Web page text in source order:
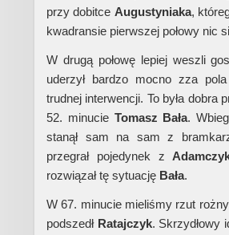
przy dobitce Augustyniaka,
kwadransie pierwszej połowy nic
W drugą połowę lepiej weszli
uderzył bardzo mocno zza
trudnej interwencji. To była dobra
52. minucie Tomasz Bała.
stanął sam na sam z
przegrał pojedynek z
rozwiązał tę sytuację Bała.
W 67. minucie mieliśmy rzut
podszedł Ratajczyk. Skrzydłowy